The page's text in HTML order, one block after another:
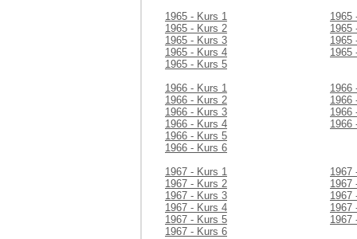
1965
1965
1965
1965
1966
1966
1966
1966
1967
1967
1967
1967
1967
1965 - Kurs 1
1965 - Kurs 2
1965 - Kurs 3
1965 - Kurs 4
1965 - Kurs 5
1966 - Kurs 1
1966 - Kurs 2
1966 - Kurs 3
1966 - Kurs 4
1966 - Kurs 5
1966 - Kurs 6
1967 - Kurs 1
1967 - Kurs 2
1967 - Kurs 3
1967 - Kurs 4
1967 - Kurs 5
1967 - Kurs 6